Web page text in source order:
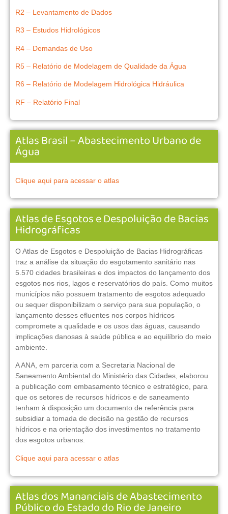
R2 – Levantamento de Dados
R3 – Estudos Hidrológicos
R4 – Demandas de Uso
R5 – Relatório de Modelagem de Qualidade da Água
R6 – Relatório de Modelagem Hidrológica Hidráulica
RF – Relatório Final
Atlas Brasil – Abastecimento Urbano de
Água
Clique aqui para acessar o atlas
Atlas de Esgotos e Despoluição de Bacias
Hidrográficas
O Atlas de Esgotos e Despoluição de Bacias Hidrográficas
traz a análise da situação do esgotamento sanitário nas
5.570 cidades brasileiras e dos impactos do lançamento dos
esgotos nos rios, lagos e reservatórios do país. Como muitos
municípios não possuem tratamento de esgotos adequado
ou sequer disponibilizam o serviço para sua população, o
lançamento desses efluentes nos corpos hídricos
compromete a qualidade e os usos das águas, causando
implicações danosas à saúde pública e ao equilíbrio do meio
ambiente.
A ANA, em parceria com a Secretaria Nacional de
Saneamento Ambiental do Ministério das Cidades, elaborou
a publicação com embasamento técnico e estratégico, para
que os setores de recursos hídricos e de saneamento
tenham à disposição um documento de referência para
subsidiar a tomada de decisão na gestão de recursos
hídricos e na orientação dos investimentos no tratamento
dos esgotos urbanos.
Clique aqui para acessar o atlas
Atlas dos Mananciais de Abastecimento
Público do Estado do Rio de Janeiro